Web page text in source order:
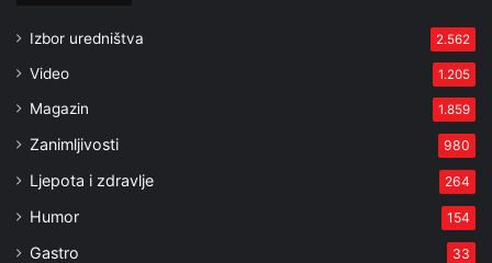
Izbor uredništva 2.562
Video 1.205
Magazin 1.859
Zanimljivosti 980
Ljepota i zdravlje 264
Humor 154
Gastro 33